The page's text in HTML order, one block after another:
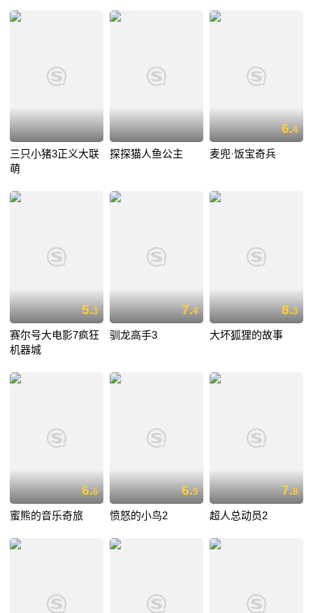
三只小猪3正义大联
萌
探探猫人鱼公主
6.4
麦兜·饭宝奇兵
5.3
赛尔号大电影7疯狂
机器城
7.4
驯龙高手3
8.3
大坏狐狸的故事
6.6
蜜熊的音乐奇旅
6.9
愤怒的小鸟2
7.8
超人总动员2